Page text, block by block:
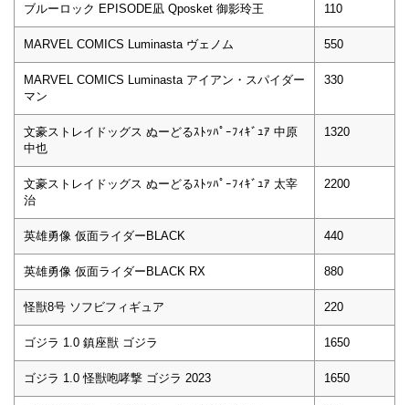
ブルーロック EPISODE凪 Qposket 御影玲王 110
MARVEL COMICS Luminasta ヴェノム 550
MARVEL COMICS Luminasta アイアン・スパイダー
マン
330
文豪ストレイドッグス ぬーどるｽﾄｯﾊﾟｰﾌｨｷﾞｭｱ 中原
中也
1320
文豪ストレイドッグス ぬーどるｽﾄｯﾊﾟｰﾌｨｷﾞｭｱ 太宰
治
2200
英雄勇像 仮面ライダーBLACK 440
英雄勇像 仮面ライダーBLACK RX 880
怪獣8号 ソフビフィギュア 220
ゴジラ 1.0 鎮座獣 ゴジラ 1650
ゴジラ 1.0 怪獣咆哮撃 ゴジラ 2023 1650